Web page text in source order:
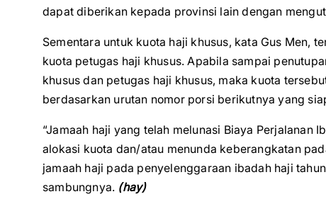
dapat diberikan kepada provinsi lain dengan
Sementara untuk kuota haji khusus, kata Gus Men,
kuota petugas haji khusus. Apabila sampai
khusus dan petugas haji khusus, maka kuota
berdasarkan urutan nomor porsi berikutnya yang
“Jamaah haji yang telah melunasi Biaya Perjalanan
alokasi kuota dan/atau menunda keberangkatan
jamaah haji pada penyelenggaraan ibadah haji
sambungnya. (hay)